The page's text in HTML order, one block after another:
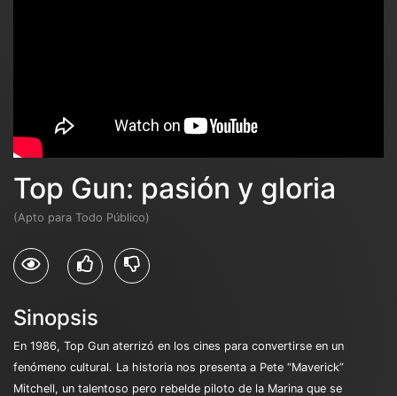
Top Gun: pasión y gloria
(Apto para Todo Público)
Sinopsis
En 1986, Top Gun aterrizó en los cines para convertirse en un
fenómeno cultural. La historia nos presenta a Pete “Maverick”
Mitchell, un talentoso pero rebelde piloto de la Marina que se